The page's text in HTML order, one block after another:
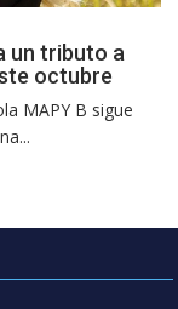
un tributo a
octubre
MAPY B sigue